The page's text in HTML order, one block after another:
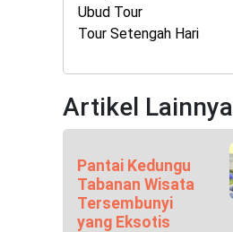
Ubud Tour
Tour Setengah Hari
Artikel Lainnya
Pantai Kedungu
Tabanan Wisata
Tersembunyi
yang Eksotis